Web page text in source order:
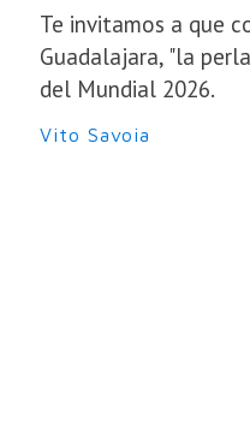
Te invitamos a que
Guadalajara, "la
del Mundial 2026.
Vito Savoia